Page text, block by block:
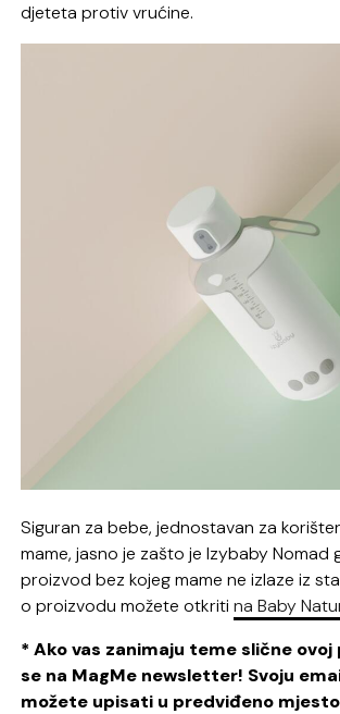
djeteta protiv vrućine.
Siguran za bebe, jednostavan za
mame, jasno je zašto je Izybaby Nomad
proizvod bez kojeg mame ne izlaze iz
o proizvodu možete otkritina Baby
* Ako vas zanimaju teme slične
se na MagMe newsletter! Svoju
možete upisati u predviđeno mjesto